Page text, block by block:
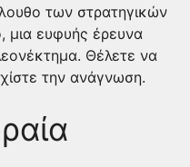
των στρατηγικών
μια ευφυής έρευνα
Θέλετε να
την ανάγνωση.